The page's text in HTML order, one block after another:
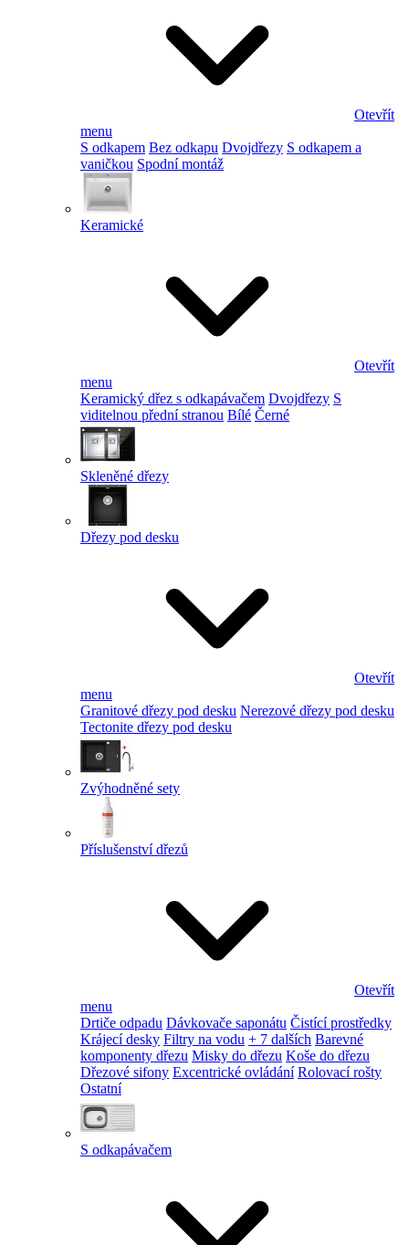
Otevřít
menu
S odkapem Bez odkapu Dvojdřezy S odkapem a
vaničkou Spodní montáž
Keramické
Otevřít
menu
Keramický dřez s odkapávačem Dvojdřezy S
viditelnou přední stranou Bílé Černé
Skleněné dřezy
Dřezy pod desku
Otevřít
menu
Granitové dřezy pod desku Nerezové dřezy pod desku
Tectonite dřezy pod desku
Zvýhodněné sety
Příslušenství dřezů
Otevřít
menu
Drtiče odpadu Dávkovače saponátu Čistící prostředky
Krájecí desky Filtry na vodu + 7 dalších Barevné
komponenty dřezu Misky do dřezu Koše do dřezu
Dřezové sifony Excentrické ovládání Rolovací rošty
Ostatní
S odkapávačem